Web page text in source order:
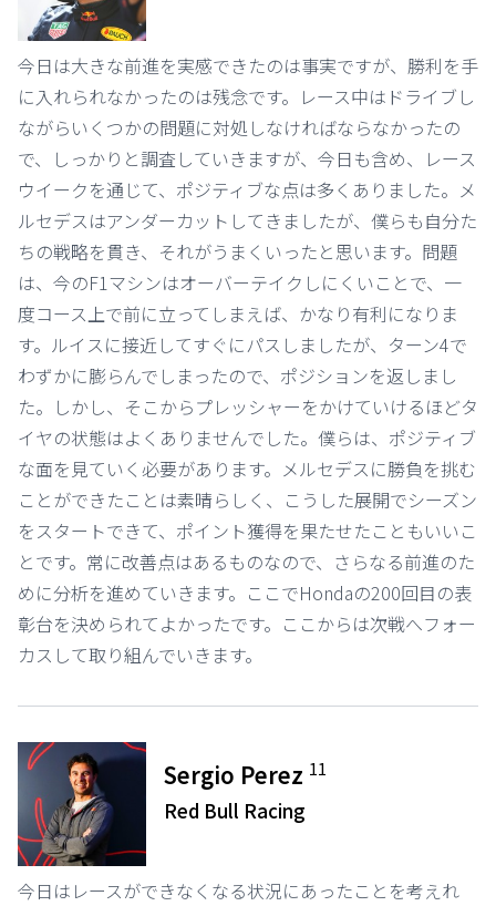
今日は大きな前進を実感できたのは事実ですが、勝利を手
に入れられなかったのは残念です。レース中はドライブし
ながらいくつかの問題に対処しなければならなかったの
で、しっかりと調査していきますが、今日も含め、レース
ウイークを通じて、ポジティブな点は多くありました。メ
ルセデスはアンダーカットしてきましたが、僕らも自分た
ちの戦略を貫き、それがうまくいったと思います。問題
は、今のF1マシンはオーバーテイクしにくいことで、一
度コース上で前に立ってしまえば、かなり有利になりま
す。ルイスに接近してすぐにパスしましたが、ターン4で
わずかに膨らんでしまったので、ポジションを返しまし
た。しかし、そこからプレッシャーをかけていけるほどタ
イヤの状態はよくありませんでした。僕らは、ポジティブ
な面を見ていく必要があります。メルセデスに勝負を挑む
ことができたことは素晴らしく、こうした展開でシーズン
をスタートできて、ポイント獲得を果たせたこともいいこ
とです。常に改善点はあるものなので、さらなる前進のた
めに分析を進めていきます。ここでHondaの200回目の表
彰台を決められてよかったです。ここからは次戦へフォー
カスして取り組んでいきます。
Sergio Perez 11
Red Bull Racing
今日はレースができなくなる状況にあったことを考えれ